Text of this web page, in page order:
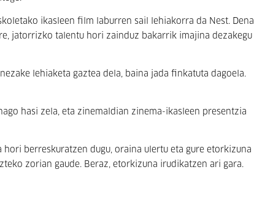
ikasleen film laburren sail lehiakorra da Nest. Dena
jatorrizko talentu hori zainduz bakarrik imajina dezakegu
lehiaketa gaztea dela, baina jada finkatuta dagoela.
hasi zela, eta zinemaldian zinema-ikasleen presentzia
berreskuratzen dugu, oraina ulertu eta gure etorkizuna
zorian gaude. Beraz, etorkizuna irudikatzen ari gara.